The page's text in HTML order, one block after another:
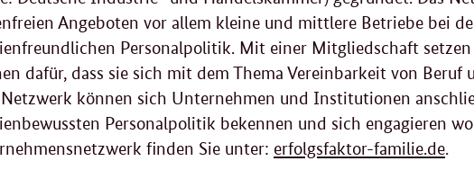
Angeboten vor allem kleine und mittlere Betriebe bei
Personalpolitik. Mit einer Mitgliedschaft
dafür, dass sie sich mit dem Thema Vereinbarkeit von Beruf
können sich Unternehmen und Institutionen
Personalpolitik bekennen und sich engagieren
finden Sie unter: erfolgsfaktor-familie.de.